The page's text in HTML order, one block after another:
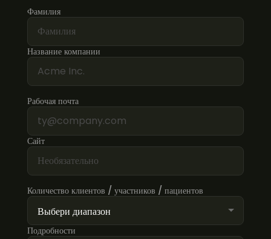
Фамилия
Название компании
Рабочая почта
Сайт
Количество клиентов / участников / пациентов
Подробности